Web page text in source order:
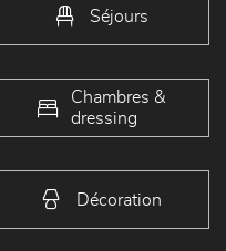
Séjours
Chambres &
dressing
Décoration